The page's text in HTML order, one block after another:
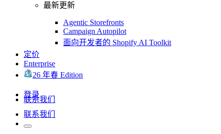
最新更新
Agentic Storefronts
Campaign Autopilot
面向开发者的 Shopify AI Toolkit
定价
Enterprise
26 年春 Edition
登录
联系我们
联系我们